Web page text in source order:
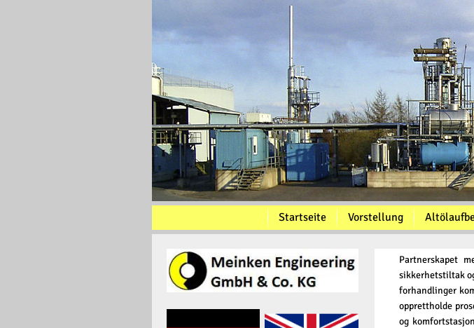
Startseite Vorstellung
Partnerskapet
sikkerhetstiltak
forhandlinger
opprettholde
og